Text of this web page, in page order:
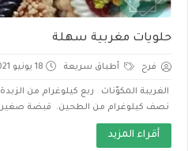
حلويات مغربية سهلة
فرح أطباق سريعة 18 يونيو 2021
الغريبة المكوّنات ربع كيلوغرام من
نصف كيلوغرام من الطحين. قبضة
أقراء المزيد